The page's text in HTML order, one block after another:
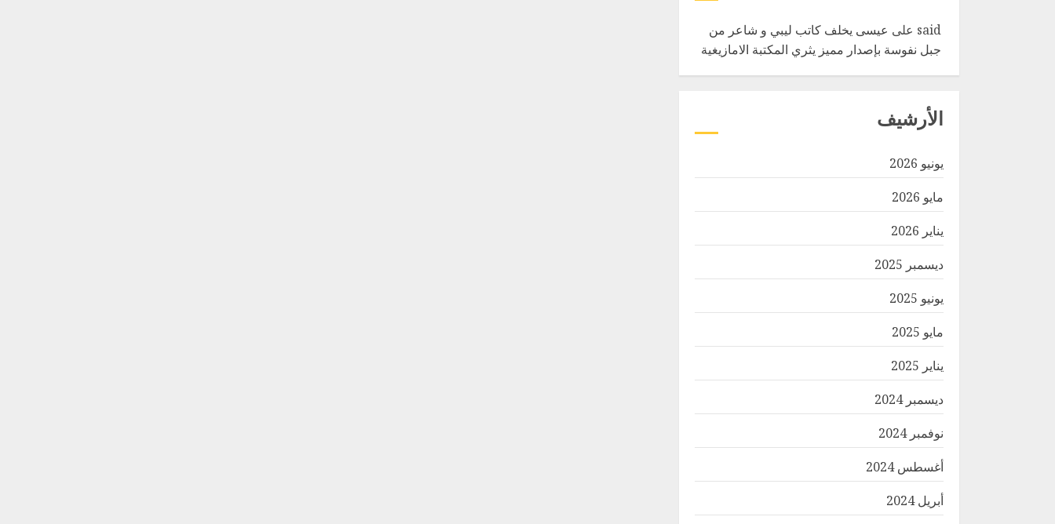
said على عيسى يخلف كاتب ليبي و شاعر من
جبل نفوسة بإصدار مميز يثري المكتبة الامازيغية
الأرشيف
يونيو 2026
مايو 2026
يناير 2026
ديسمبر 2025
يونيو 2025
مايو 2025
يناير 2025
ديسمبر 2024
نوفمبر 2024
أغسطس 2024
أبريل 2024